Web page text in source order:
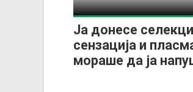
Ја донесе
сензација и
мораше да ја